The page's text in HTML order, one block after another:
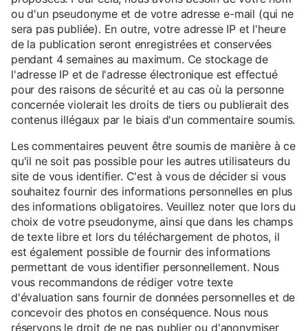
ou d'un pseudonyme et de votre adresse e-mail (qui ne
sera pas publiée). En outre, votre adresse IP et l'heure
de la publication seront enregistrées et conservées
pendant 4 semaines au maximum. Ce stockage de
l'adresse IP et de l'adresse électronique est effectué
pour des raisons de sécurité et au cas où la personne
concernée violerait les droits de tiers ou publierait des
contenus illégaux par le biais d'un commentaire soumis.
Les commentaires peuvent être soumis de manière à ce
qu'il ne soit pas possible pour les autres utilisateurs du
site de vous identifier. C'est à vous de décider si vous
souhaitez fournir des informations personnelles en plus
des informations obligatoires. Veuillez noter que lors du
choix de votre pseudonyme, ainsi que dans les champs
de texte libre et lors du téléchargement de photos, il
est également possible de fournir des informations
permettant de vous identifier personnellement. Nous
vous recommandons de rédiger votre texte
d'évaluation sans fournir de données personnelles et de
concevoir des photos en conséquence. Nous nous
réservons le droit de ne pas publier ou d'anonymiser